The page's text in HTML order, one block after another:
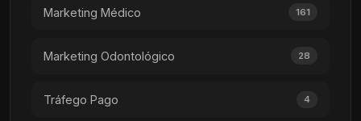
Marketing Médico 161
Marketing Odontológico 28
Tráfego Pago 4